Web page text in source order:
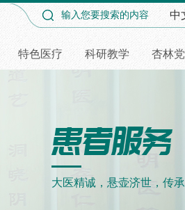
中
特色医疗 科研教学 杏林
大医精诚，悬壶济世，传